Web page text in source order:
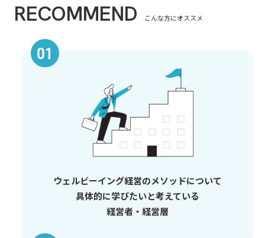
RECOMMEND こんな方にオススメ
ウェルビーイング経営のメソッドについて
具体的に学びたいと考えている
経営者・経営層